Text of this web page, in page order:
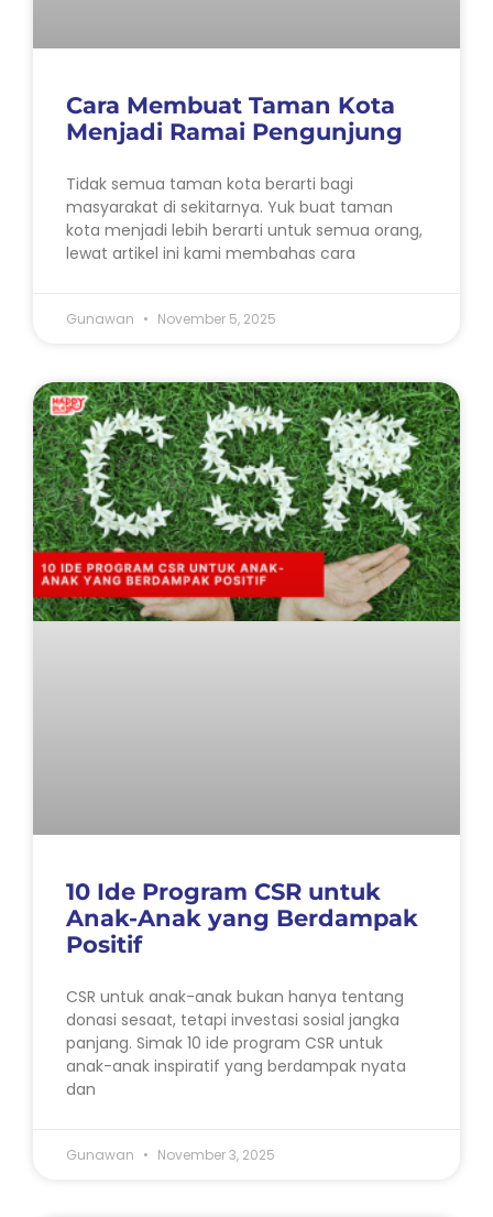
Cara Membuat Taman Kota
Menjadi Ramai Pengunjung
Tidak semua taman kota berarti bagi
masyarakat di sekitarnya. Yuk buat taman
kota menjadi lebih berarti untuk semua orang,
lewat artikel ini kami membahas cara
Gunawan November 5, 2025
10 Ide Program CSR untuk
Anak-Anak yang Berdampak
Positif
CSR untuk anak-anak bukan hanya tentang
donasi sesaat, tetapi investasi sosial jangka
panjang. Simak 10 ide program CSR untuk
anak-anak inspiratif yang berdampak nyata
dan
Gunawan November 3, 2025